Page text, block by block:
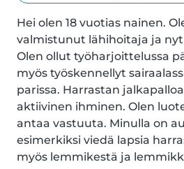
Hei olen 18 vuotias nainen.
valmistunut lähihoitaja ja
Olen ollut työharjoittelussa
myös työskennellyt
parissa. Harrastan
aktiivinen ihminen. Olen
antaa vastuuta. Minulla on
esimerkiksi viedä lapsia
myös lemmikestä ja